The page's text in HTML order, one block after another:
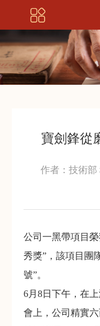
寶劍鋒從
作者：技術部
公司一黑帶項目
秀獎”，該項目團
號”。
6月8日下午，在
會上，公司精實